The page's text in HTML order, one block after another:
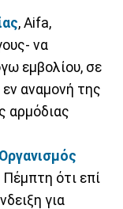
, Αifa,
να
εμβολίου, σε
αναμονή της
αρμόδιας
ότι επί
για